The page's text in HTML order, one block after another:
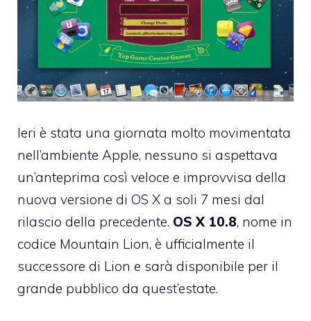
Ieri è stata una giornata molto movimentata
nell’ambiente Apple, nessuno si aspettava
un’anteprima così veloce e improvvisa della
nuova versione di OS X a soli 7 mesi dal
rilascio della precedente. OS X 10.8, nome in
codice Mountain Lion, è ufficialmente il
successore di Lion e sarà disponibile per il
grande pubblico da quest’estate.